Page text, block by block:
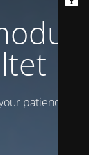
patience!